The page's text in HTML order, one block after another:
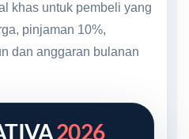
khas untuk pembeli yang
pinjaman 10%,
dan anggaran bulanan
2026